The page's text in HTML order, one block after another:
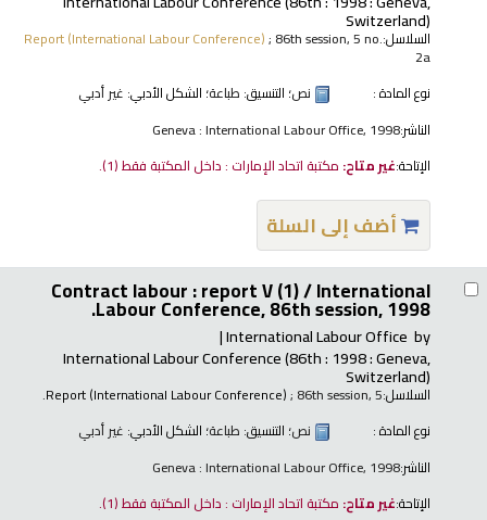
Switzerland)
السلاسل: Report (International Labour Conference); 86th session, 5 no.
2a
نوع المادة :
نص؛ التنسيق: طباعة؛ الشكل الأدبي: غير أدبي
الناشر:Geneva : International Labour Office, 1998
الإتاحة:غير متاح: مكتبة اتحاد الإمارات : داخل المكتبة فقط(1).
أضف إلى السلة
Contract labour : report V (1) /International
Labour Conference, 86th session, 1998.
by
International Labour Office
International Labour Conference(86th : 1998 : Geneva,
Switzerland)
السلاسل: Report (International Labour Conference); 86th session, 5.
نوع المادة :
نص؛ التنسيق: طباعة؛ الشكل الأدبي: غير أدبي
الناشر:Geneva : International Labour Office, 1998
الإتاحة:غير متاح: مكتبة اتحاد الإمارات : داخل المكتبة فقط(1).